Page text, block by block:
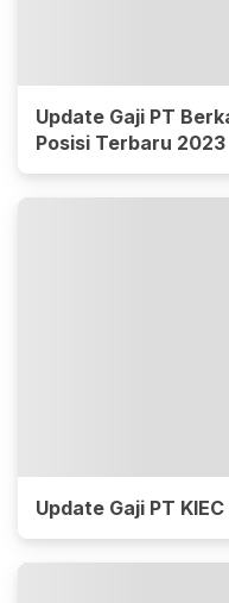
Update Gaji PT
Posisi Terbaru 2023
Update Gaji PT